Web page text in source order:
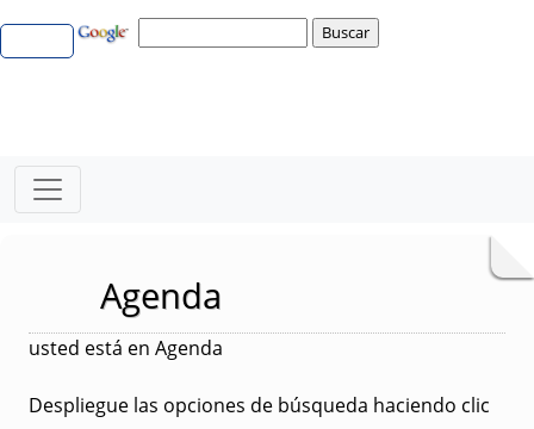
Agenda
usted está en Agenda
Despliegue las opciones de búsqueda haciendo clic